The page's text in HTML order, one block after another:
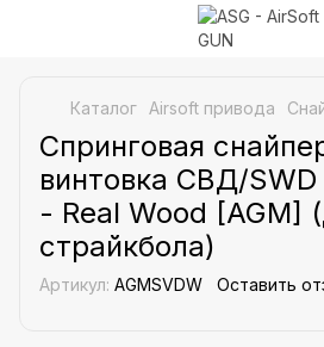
Каталог Airsoft привода
Спринговая
винтовка СВД/
- Real Wood [AGM]
страйкбола)
Артикул: AGMSVDW Оставить